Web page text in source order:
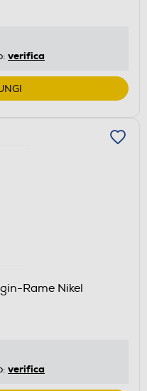
verifica
Rame Nikel
verifica